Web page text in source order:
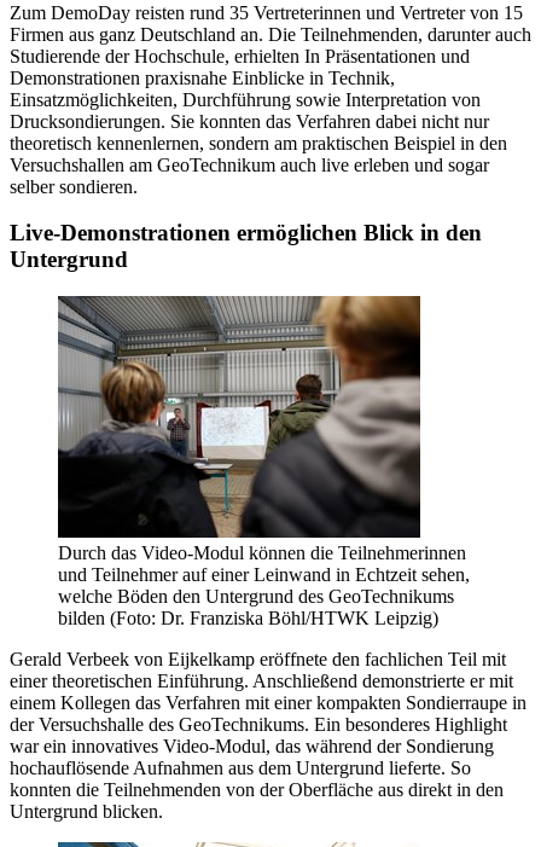
Zum DemoDay reisten rund 35 Vertreterinnen und Vertreter von 15
Firmen aus ganz Deutschland an. Die Teilnehmenden, darunter auch
Studierende der Hochschule, erhielten In Präsentationen und
Demonstrationen praxisnahe Einblicke in Technik,
Einsatzmöglichkeiten, Durchführung sowie Interpretation von
Drucksondierungen. Sie konnten das Verfahren dabei nicht nur
theoretisch kennenlernen, sondern am praktischen Beispiel in den
Versuchshallen am GeoTechnikum auch live erleben und sogar
selber sondieren.
Live-Demonstrationen ermöglichen Blick in den
Untergrund
Durch das Video-Modul können die Teilnehmerinnen
und Teilnehmer auf einer Leinwand in Echtzeit sehen,
welche Böden den Untergrund des GeoTechnikums
bilden (Foto: Dr. Franziska Böhl/HTWK Leipzig)
Gerald Verbeek von Eijkelkamp eröffnete den fachlichen Teil mit
einer theoretischen Einführung. Anschließend demonstrierte er mit
einem Kollegen das Verfahren mit einer kompakten Sondierraupe in
der Versuchshalle des GeoTechnikums. Ein besonderes Highlight
war ein innovatives Video-Modul, das während der Sondierung
hochauflösende Aufnahmen aus dem Untergrund lieferte. So
konnten die Teilnehmenden von der Oberfläche aus direkt in den
Untergrund blicken.